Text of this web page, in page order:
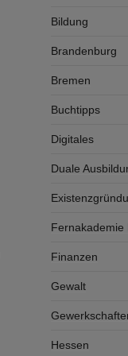
Bildung
Brandenburg
Bremen
Buchtipps
Digitales
Duale
Fernakademie
Finanzen
Gewalt
Hessen